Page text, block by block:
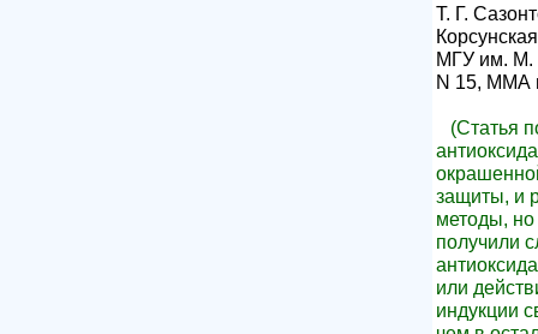
Т. Г.
МГУ им. М.
N 15, ММА
(Статья
защиты, и
методы, но
получили
или
индукции